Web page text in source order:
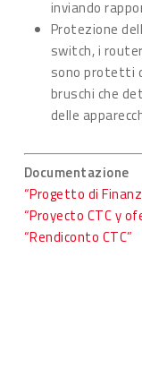
inviando
Protezione
switch, i
sono protetti
bruschi che
delle
Documentazione
“Progetto di
“Proyecto CTC y
“Rendiconto CTC”